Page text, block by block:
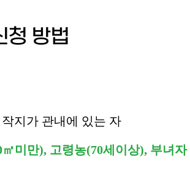
청 방법
지가 관내에 있는 자
미만), 고령농(70세이상), 부녀